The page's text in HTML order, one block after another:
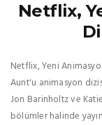
Netflix,
Netflix, Yeni
Aunt'u animasyon
Jon Barinholtz ve
bölümler halinde